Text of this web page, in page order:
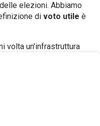
elezioni. Abbiamo
di voto utile è
volta un'infrastruttura